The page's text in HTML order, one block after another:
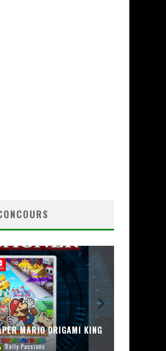
MARIO ORIGAMI KING
Daily Passions